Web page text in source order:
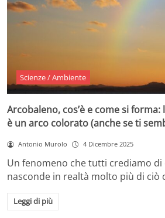
Scienze / Ambiente
Arcobaleno, cos’è e come si
è un arco colorato (anche se ti
Antonio Murolo 4 Dicembre 2025
Un fenomeno che tutti crediamo di
nasconde in realtà molto più di ciò
Leggi di più